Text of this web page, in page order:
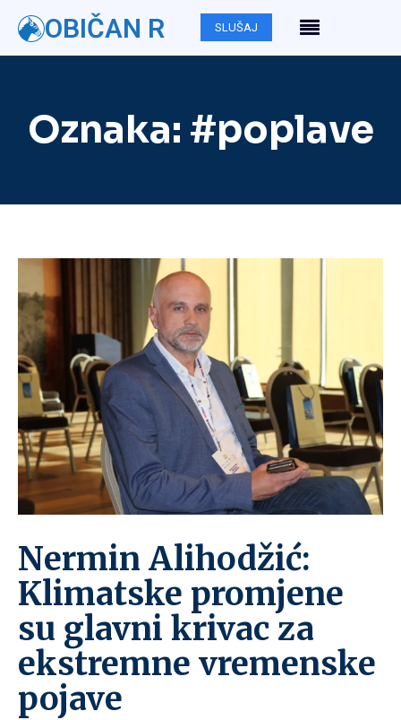
OBIČAN R SLUŠAJ
Oznaka: #poplave
Nermin Alihodžić:
Klimatske promjene
su glavni krivac za
ekstremne vremenske
pojave